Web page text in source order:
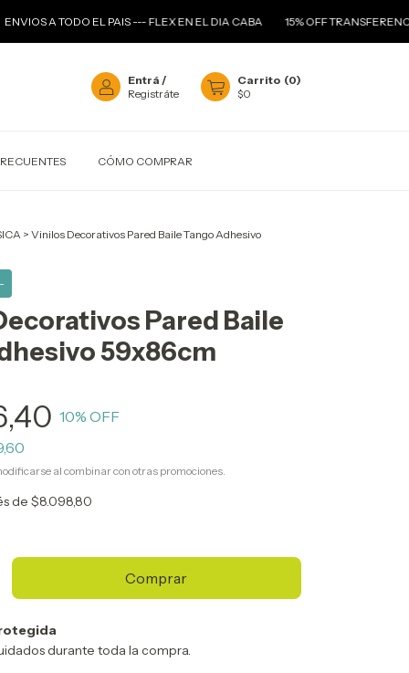
EL PAIS --- FLEX EN EL DIA CABA 15% OFF TRANSFERENCIA --- 3
Entrá /
Registráte
Carrito (0)
$0
CÓMO COMPRAR
> Vinilos Decorativos Pared Baile Tango Adhesivo
Pared Baile
59x86cm
10% OFF
al combinar con otras promociones.
de $8.098,80
durante toda la compra.